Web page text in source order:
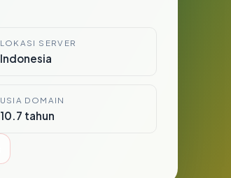
LOKASI SERVER
Indonesia
USIA DOMAIN
10.7 tahun